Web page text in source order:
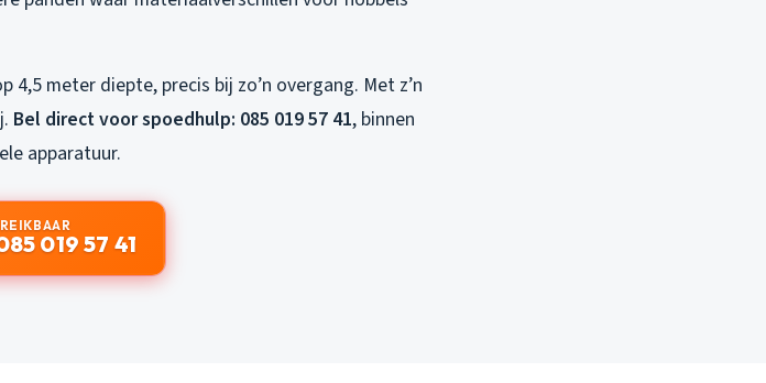
4,5 meter diepte, precis bij zo’n overgang. Met z’n
Bel direct voor spoedhulp: 085 019 57 41, binnen
apparatuur.
019 57 41